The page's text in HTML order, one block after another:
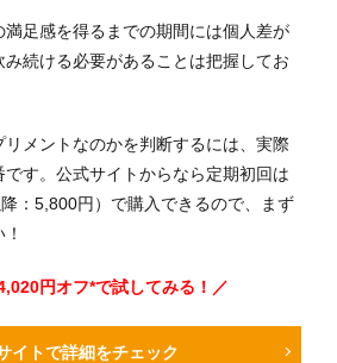
足感を得るまでの期間には個人差が
続ける必要があることは把握してお
リメントなのかを判断するには、実際
す。公式サイトからなら定期初回は
：5,800円）で購入できるので、まず
円オフ*で試してみる！／
イトで詳細をチェック